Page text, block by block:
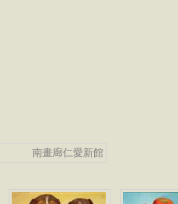
南畫廊仁愛新館